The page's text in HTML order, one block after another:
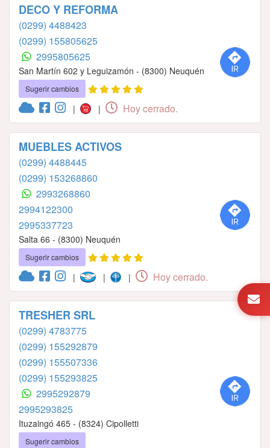
DECO Y REFORMA
(0299) 4488423
(0299) 155805625
2995805625
San Martín 602 y Leguizamón - (8300) Neuquén
Sugerir cambios
| | Hoy cerrado.
MUEBLES ACTIVOS
(0299) 4488445
(0299) 153268860
2993268860
2994122300
2995337723
Salta 66 - (8300) Neuquén
Sugerir cambios
| | | Hoy cerrado.
TRESHER SRL
(0299) 4783775
(0299) 155292879
(0299) 155507336
(0299) 155293825
2995292879
2995293825
Ituzaingó 465 - (8324) Cipolletti
Sugerir cambios